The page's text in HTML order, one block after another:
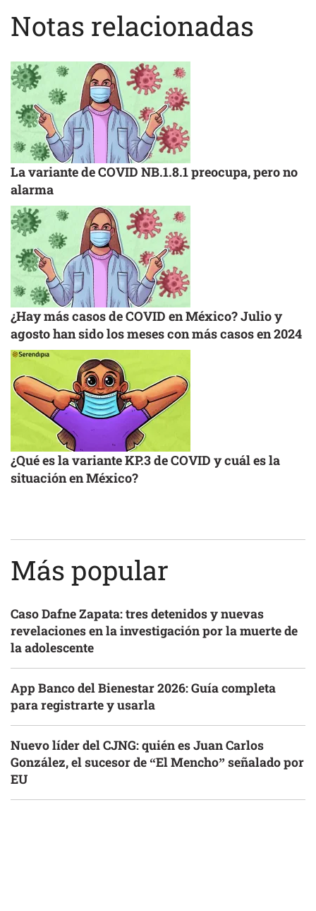
Notas relacionadas
La variante de COVID NB.1.8.1 preocupa, pero no
alarma
¿Hay más casos de COVID en México? Julio y
agosto han sido los meses con más casos en 2024
¿Qué es la variante KP.3 de COVID y cuál es la
situación en México?
Más popular
Caso Dafne Zapata: tres detenidos y nuevas
revelaciones en la investigación por la muerte de
la adolescente
App Banco del Bienestar 2026: Guía completa
para registrarte y usarla
Nuevo líder del CJNG: quién es Juan Carlos
González, el sucesor de “El Mencho” señalado por
EU